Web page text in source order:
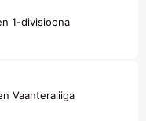
1-divisioona
Vaahteraliiga